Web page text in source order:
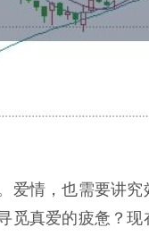
爱情，也需要讲究
觅真爱的疲惫？现